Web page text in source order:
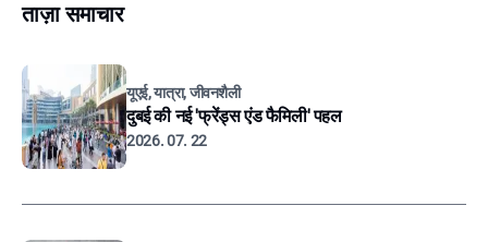
ताज़ा समाचार
यूएई, यात्रा, जीवनशैली
दुबई की नई 'फ्रेंड्स एंड फैमिली' पहल
2026. 07. 22